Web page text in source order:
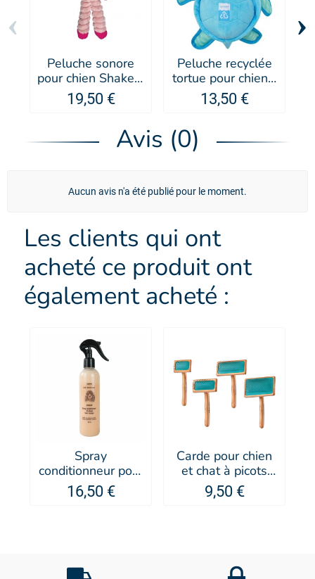
Peluche sonore
pour chien Shakers
Crumples Bunny
XL - KONG®
19,50 €
Peluche recyclée
tortue pour chien -
Doogy
13,50 €
‹ ›
Avis (0)
Aucun avis n'a été publié pour le moment.
Les clients qui ont
acheté ce produit ont
également acheté :
Spray
conditionneur pour
chien Sublim' -
PUPPY
16,50 €
Carde pour chien
et chat à picots
supersoft Kebek -
Artero
9,50 €